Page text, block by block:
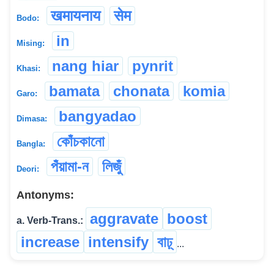
Bodo: खमायनाय सेम
Mising: in
Khasi: nang hiar pynrit
Garo: bamata chonata komia
Dimasa: bangyadao
Bangla: কোঁচকানো
Deori: পঁয়ামা-ন লিজুঁ
Antonyms:
a. Verb-Trans.: aggravate boost
increase intensify বাঢ়্ ...